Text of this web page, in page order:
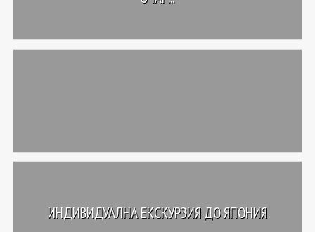
ИНДИВИДУАЛНА ЕКСКУРЗИЯ ДО ЯПОНИЯ